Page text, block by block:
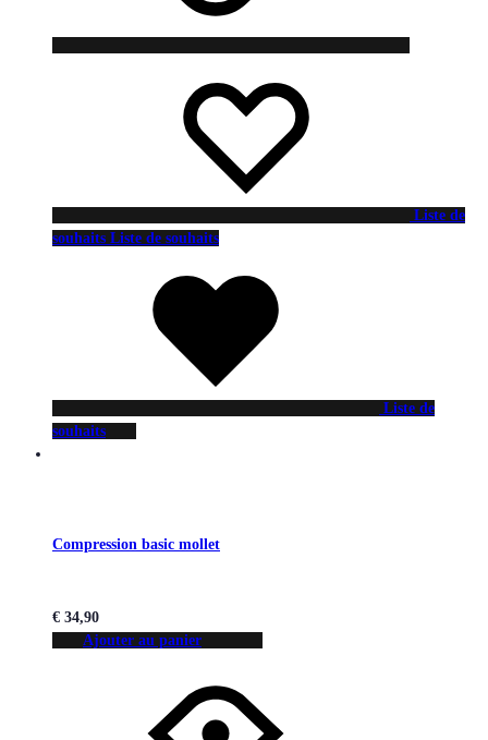
Liste de
souhaits Liste de souhaits
Liste de
souhaits
Compression basic mollet
€ 34,90
Ajouter au panier